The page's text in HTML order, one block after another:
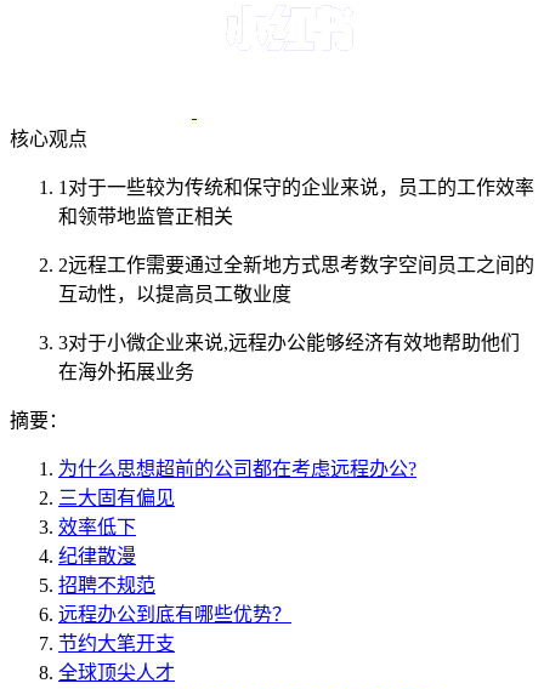
核心观点
1 对于一些较为传统和保守的企业来说，员工的工作效率
和领带地监管正相关
2远程工作需要通过全新地方式思考数字空间员工之间的
互动性，以提高员工敬业度
3对于小微企业来说,远程办公能够经济有效地帮助他们
在海外拓展业务
摘要：
为什么思想超前的公司都在考虑远程办公?
三大固有偏见
效率低下
纪律散漫
招聘不规范
远程办公到底有哪些优势？
节约大笔开支
全球顶尖人才